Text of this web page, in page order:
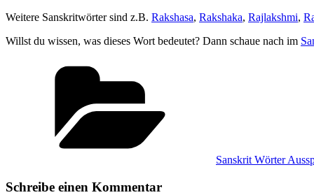
Weitere Sanskritwörter sind z.B. Rakshasa, Rakshaka, Rajlakshmi,
Willst du wissen, was dieses Wort bedeutet? Dann schaue nach im
Sanskrit Wörter
Schreibe einen Kommentar